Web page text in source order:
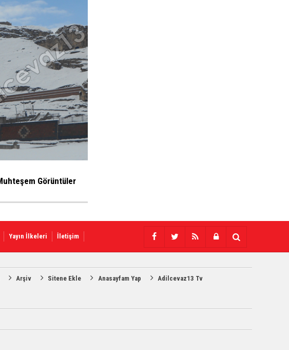
Görüntüler
Yayın İlkeleri
İletişim
Arşiv Sitene Ekle Anasayfam Yap Adilcevaz13 Tv